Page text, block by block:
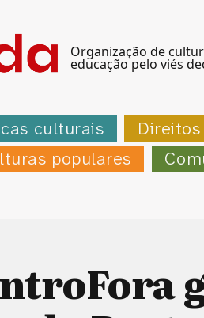
Organização de
educação pelo viés
culturais
populares